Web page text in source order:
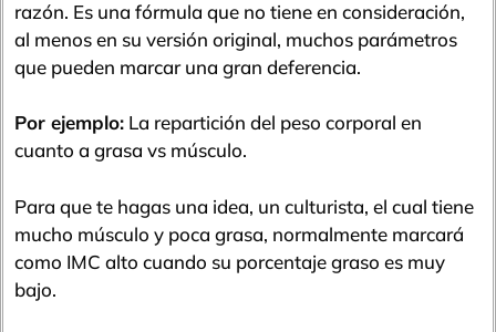
razón. Es una fórmula que no tiene en consideración,
al menos en su versión original, muchos parámetros
que pueden marcar una gran deferencia.
Por ejemplo: La repartición del peso corporal en
cuanto a grasa vs músculo.
Para que te hagas una idea, un culturista, el cual tiene
mucho músculo y poca grasa, normalmente marcará
como IMC alto cuando su porcentaje graso es muy
bajo.